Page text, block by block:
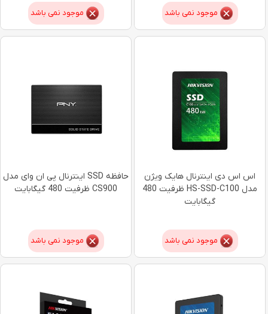
موجود نمی باشد موجود نمی باشد
اس اس دی اینترنال هایک ویژن
مدل HS-SSD-C100 ظرفیت 480
گیگابایت
موجود نمی باشد
حافظه SSD اینترنال پی ان وای مدل
CS900 ظرفیت 480 گیگابایت
موجود نمی باشد